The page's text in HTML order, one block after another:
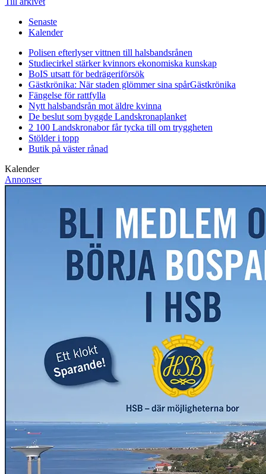
Senaste
Kalender
Polisen efterlyser vittnen till halsbandsrånen
Studiecirkel stärker kvinnors ekonomiska kunskap
BoIS utsatt för bedrägeriförsök
Gästkrönika: När staden glömmer sina spårGästkrönika
Fängelse för rattfylla
Nytt halsbandsrån mot äldre kvinna
De beslut som byggde Landskronaplanket
2 100 Landskronabor får tycka till om tryggheten
Stölder i topp
Butik på väster rånad
Kalender
Annonser